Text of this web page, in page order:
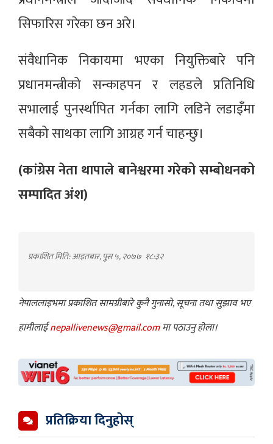
सिफारिस गरेका छन अरे।
संवैधानिक निकायमा भएका नियुक्तिबारे पनि
प्रधानमन्त्रीको सन्काहपन र लहडले प्रतिनिधि
सभालाई पुनर्स्थापित गर्नका लागि लडिने लडाइँमा
सबैको साथका लागि आग्रह गर्न चाहन्छु।
(कांग्रेस नेता थापाले बानेश्वरमा गरेको सम्बोधनको
सम्पादित अंश)
प्रकाशित मिति: आइतबार, पुस ५, २०७७ १८:३२
नेपाललाइभमा प्रकाशित सामग्रीबारे कुनै गुनासो, सूचना तथा सुझाव भए
हामीलाईnepallivenews@gmail.comमा पठाउनु होला।
प्रतिक्रिया दिनुहोस्